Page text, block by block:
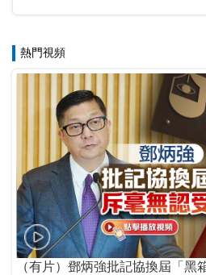
熱門視頻
（有片）鄧炳強批記協換屆「